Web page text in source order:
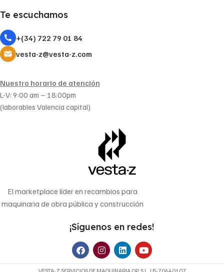
Te escuchamos
+(34) 722 79 01 84
vesta-z@vesta-z.com
Nuestro horario de atención
L-V: 9:00 am – 18:00pm
(laborables Valencia capital)
El marketplace líder en recambios para
maquinaria de obra pública y construcción
¡Síguenos en redes!